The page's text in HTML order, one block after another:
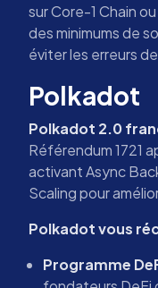
sur Core-1 Chain
des minimums de
éviter les erreurs
Polkadot
Polkadot 2.0
Référendum 1721
activant Async
Scaling pour
Polkadot vous
Programme